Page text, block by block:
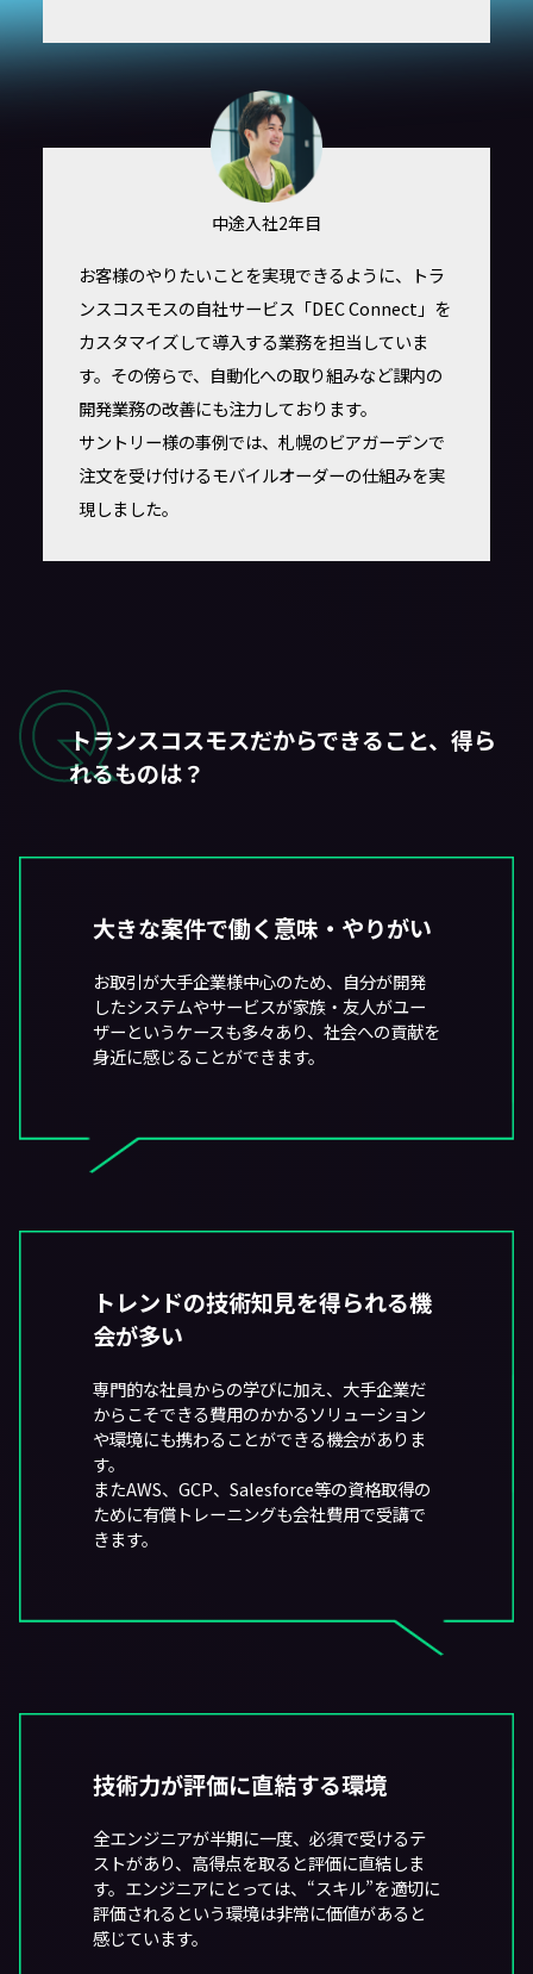
中途入社2年目
お客様のやりたいことを実現できるように、トラ
ンスコスモスの自社サービス「DEC Connect」を
カスタマイズして導入する業務を担当していま
す。その傍らで、自動化への取り組みなど課内の
開発業務の改善にも注力しております。
サントリー様の事例では、札幌のビアガーデンで
注文を受け付けるモバイルオーダーの仕組みを実
現しました。
トランスコスモスだからできること、得ら
れるものは？
大きな案件で働く意味・やりがい
お取引が大手企業様中心のため、自分が開発
したシステムやサービスが家族・友人がユー
ザーというケースも多々あり、社会への貢献を
身近に感じることができます。
トレンドの技術知見を得られる機
会が多い
専門的な社員からの学びに加え、大手企業だ
からこそできる費用のかかるソリューション
や環境にも携わることができる機会がありま
す。
またAWS、GCP、Salesforce等の資格取得の
ために有償トレーニングも会社費用で受講で
きます。
技術力が評価に直結する環境
全エンジニアが半期に一度、必須で受けるテ
ストがあり、高得点を取ると評価に直結しま
す。エンジニアにとっては、“スキル”を適切に
評価されるという環境は非常に価値があると
感じています。